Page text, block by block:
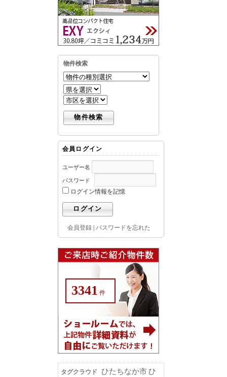
物件検索
会員ログイン
ユーザー名
パスワード
ログイン情報を記憶
会員登録 パスワードを忘れた
3341 件
タグクラウド ひたちなか市ひ